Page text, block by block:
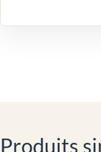
Produits